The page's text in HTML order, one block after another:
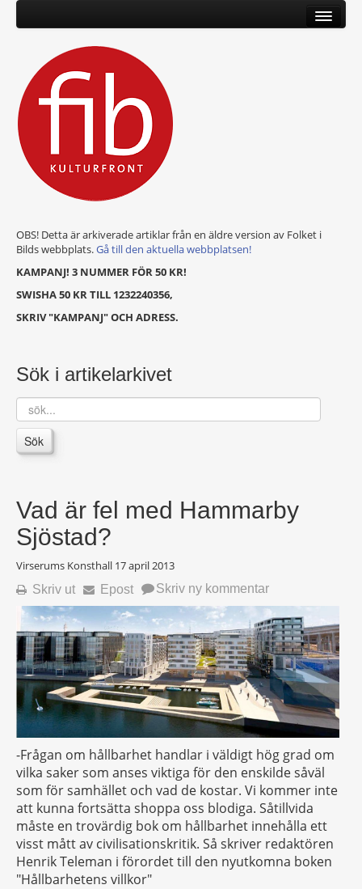
OBS! Detta är arkiverade artiklar från en äldre version av Folket i
Bilds webbplats.Gå till den aktuella webbplatsen!
KAMPANJ! 3 NUMMER FÖR 50 KR!
SWISHA 50 KR TILL 1232240356,
SKRIV "KAMPANJ" OCH ADRESS.
Sök i artikelarkivet
sök...
Sök
Vad är fel med Hammarby
Sjöstad?
Virserums Konsthall 17 april 2013
Skriv ut Epost Skriv ny kommentar
-Frågan om hållbarhet handlar i väldigt hög grad om
vilka saker som anses viktiga för den enskilde såväl
som för samhället och vad de kostar. Vi kommer inte
att kunna fortsätta shoppa oss blodiga. Såtillvida
måste en trovärdig bok om hållbarhet innehålla ett
visst mått av civilisationskritik. Så skriver redaktören
Henrik Teleman i förordet till den nyutkomna boken
"Hållbarhetens villkor"